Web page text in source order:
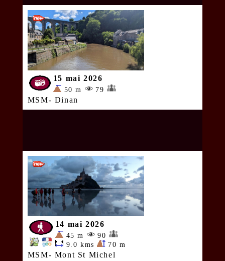
15 mai 2026
50 m 79
MSM- Dinan
14 mai 2026
45 m
90
9.0 kms
70 m
MSM- Mont St Michel